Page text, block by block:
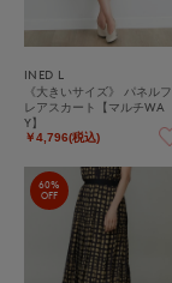
INED L
《大きいサイズ》 パネルフ
レアスカート【マルチWA
Y】
￥4,796(税込)
60%
OFF